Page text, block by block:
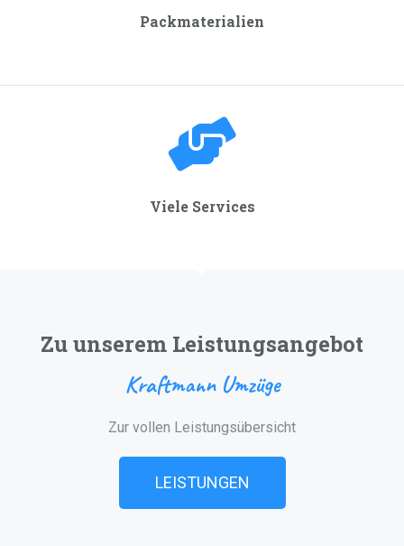
Packmaterialien
Viele Services
Zu unserem Leistungsangebot
Kraftmann Umzüge
Zur vollen Leistungsübersicht
LEISTUNGEN